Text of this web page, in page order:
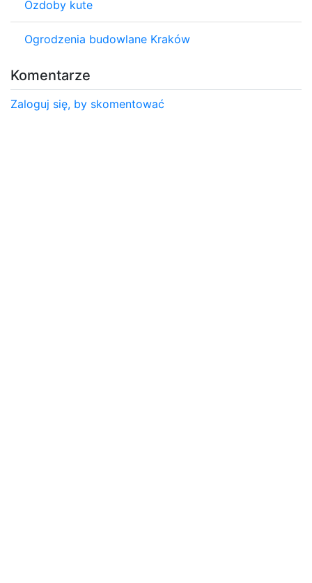
Ozdoby kute
Ogrodzenia budowlane Kraków
Komentarze
Zaloguj się, by skomentować